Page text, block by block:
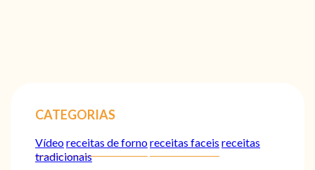
CATEGORIAS
Vídeoreceitas de fornoreceitas faceis receitas
tradicionais